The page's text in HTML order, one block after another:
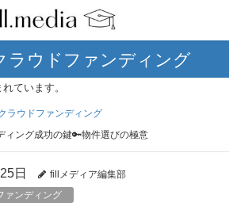
ラウドファンディング
ています。
ラウドファンディング
ィング成功の鍵🔑物件選びの極意
日
fillメディア編集部
ァンディング